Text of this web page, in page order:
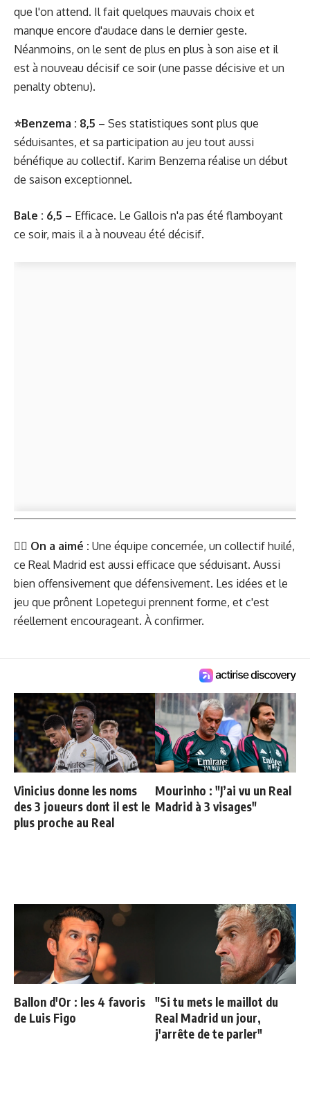
que l'on attend. Il fait quelques mauvais choix et
manque encore d'audace dans le dernier geste.
Néanmoins, on le sent de plus en plus à son aise et il
est à nouveau décisif ce soir (une passe décisive et un
penalty obtenu).
⭐Benzema : 8,5 – Ses statistiques sont plus que
séduisantes, et sa participation au jeu tout aussi
bénéfique au collectif. Karim Benzema réalise un début
de saison exceptionnel.
Bale : 6,5 – Efficace. Le Gallois n'a pas été flamboyant
ce soir, mais il a à nouveau été décisif.
👍🏻 On a aimé : Une équipe concernée, un collectif huilé,
ce Real Madrid est aussi efficace que séduisant. Aussi
bien offensivement que défensivement. Les idées et le
jeu que prônent Lopetegui prennent forme, et c'est
réellement encourageant. À confirmer.
Vinicius donne les noms
des 3 joueurs dont il est le
plus proche au Real
Mourinho : "J’ai vu un Real
Madrid à 3 visages"
Ballon d'Or : les 4 favoris
de Luis Figo
"Si tu mets le maillot du
Real Madrid un jour,
j'arrête de te parler"